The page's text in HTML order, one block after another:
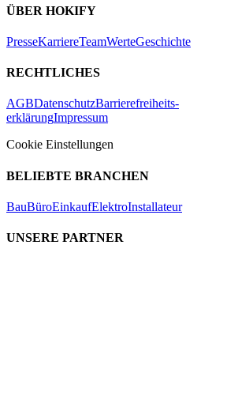
ÜBER HOKIFY
PresseKarriereTeamWerteGeschichte
RECHTLICHES
AGBDatenschutzBarrierefreiheits-
erklärungImpressum
Cookie Einstellungen
BELIEBTE BRANCHEN
BauBüroEinkaufElektroInstallateur
UNSERE PARTNER